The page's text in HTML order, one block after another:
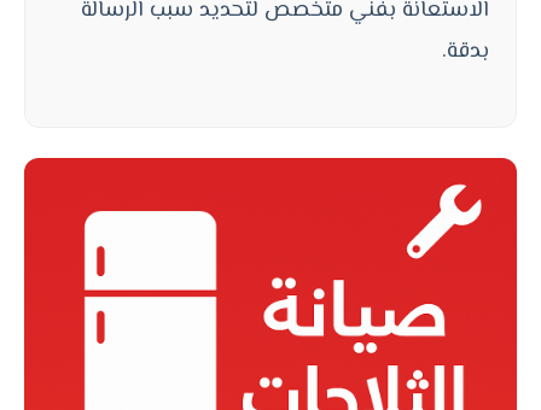
بعض موديلات ميكروويف ال جي الحديثة تحتوي
على شاشات رقمية تعرض رسائل خطأ مثل:
F3 –
F9 – HE – tE
وغيرها. تجاهل هذه الرسائل قد
يؤدي إلى تفاقم المشكلة الداخلية.
كل رسالة تشير إلى نقطة معينة مثل ارتفاع حرارة